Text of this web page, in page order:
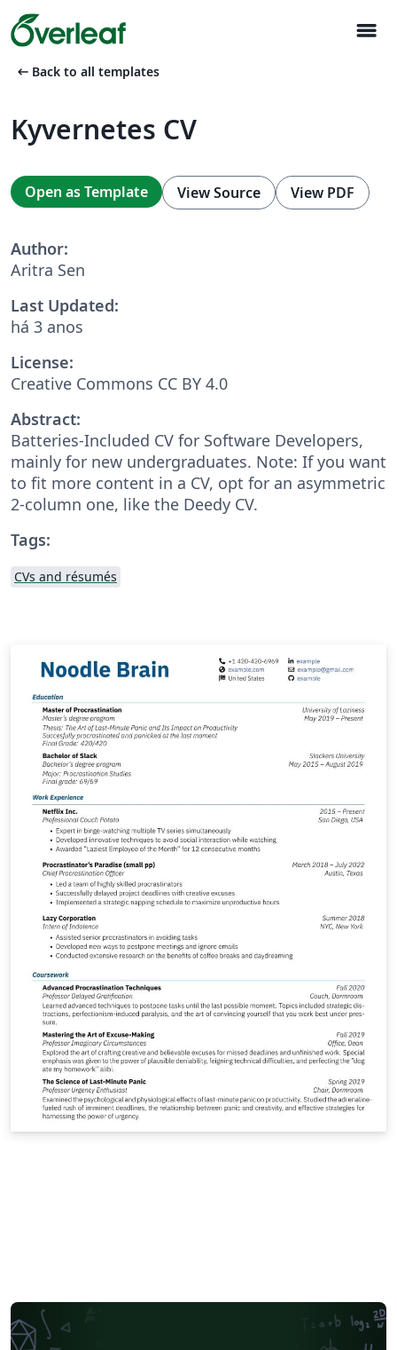
menu
arrow_left_alt Back to all templates
Kyvernetes CV
Open as Template View Source View PDF
Author:
Aritra Sen
Last Updated:
há 3 anos
License:
Creative Commons CC BY 4.0
Abstract:
Batteries-Included CV for Software Developers,
mainly for new undergraduates. Note: If you want
to fit more content in a CV, opt for an asymmetric
2-column one, like the Deedy CV.
Tags:
CVs and résumés